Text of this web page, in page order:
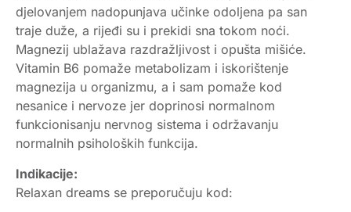
djelovanjem nadopunjava učinke odoljena pa san
traje duže, a rijeđi su i prekidi sna tokom noći.
Magnezij ublažava razdražljivost i opušta mišiće.
Vitamin B6 pomaže metabolizam i iskorištenje
magnezija u organizmu, a i sam pomaže kod
nesanice i nervoze jer doprinosi normalnom
funkcionisanju nervnog sistema i održavanju
normalnih psiholoških funkcija.
Indikacije:
Relaxan dreams se preporučuju kod: